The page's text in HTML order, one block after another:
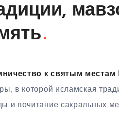
к святым местам
в которой исламская
и почитание сакральных